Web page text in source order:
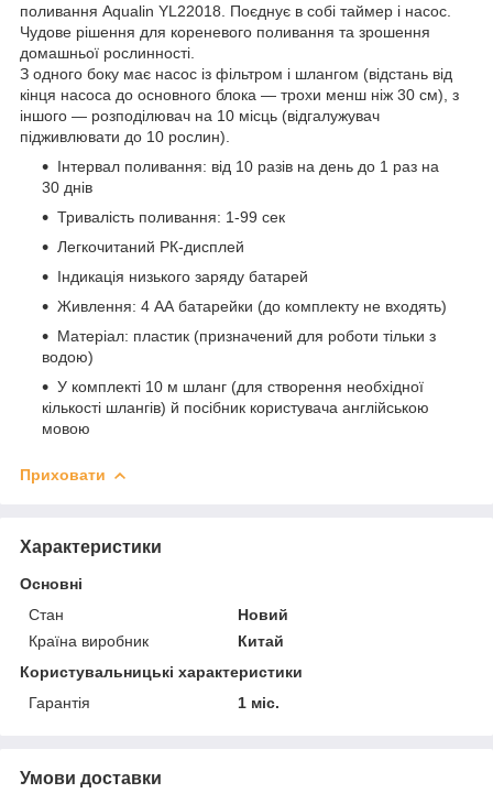
поливання Aqualin YL22018. Поєднує в собі таймер і насос.
Чудове рішення для кореневого поливання та зрошення
домашньої рослинності.
З одного боку має насос із фільтром і шлангом (відстань від
кінця насоса до основного блока — трохи менш ніж 30 см), з
іншого — розподілювач на 10 місць (відгалужувач
підживлювати до 10 рослин).
Інтервал поливання: від 10 разів на день до 1 раз на
30 днів
Тривалість поливання: 1-99 сек
Легкочитаний РК-дисплей
Індикація низького заряду батарей
Живлення: 4 АА батарейки (до комплекту не входять)
Матеріал: пластик (призначений для роботи тільки з
водою)
У комплекті 10 м шланг (для створення необхідної
кількості шлангів) й посібник користувача англійською
мовою
Приховати
Характеристики
Основні
Стан
Новий
Країна виробник
Китай
Користувальницькі характеристики
Гарантія
1 міс.
Умови доставки